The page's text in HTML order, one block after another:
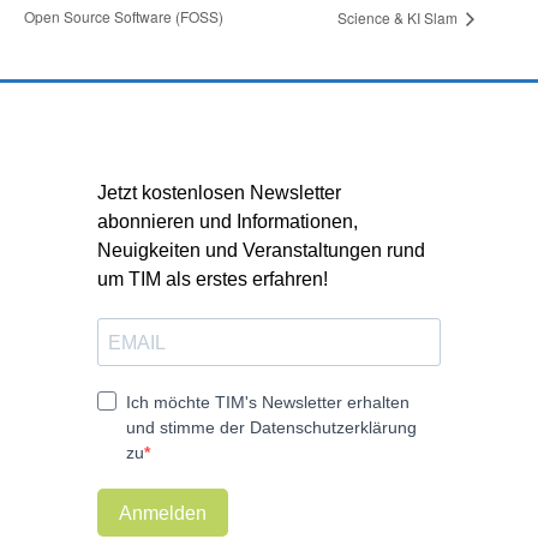
Open Source Software (FOSS)
Science & KI Slam